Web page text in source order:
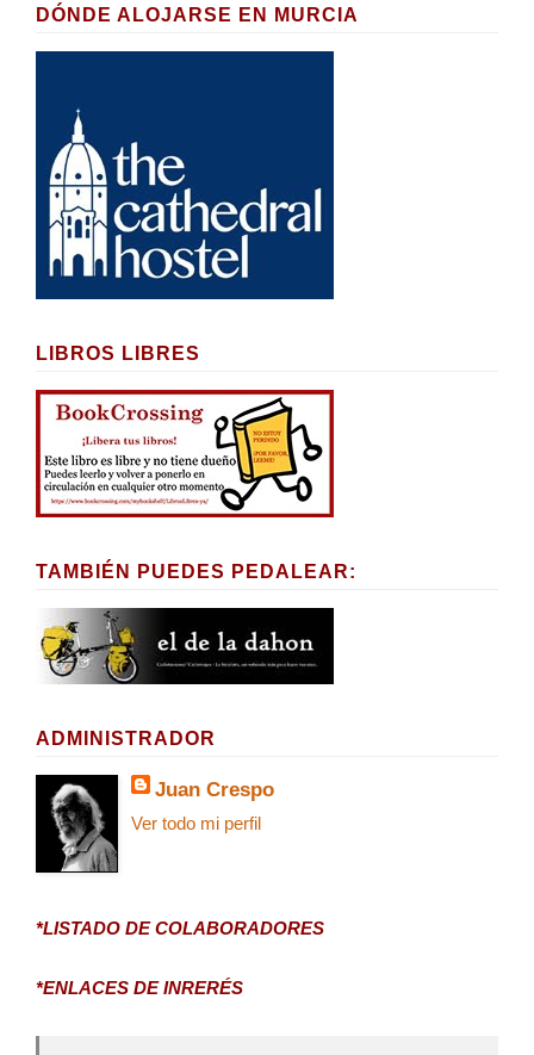
DÓNDE ALOJARSE EN MURCIA
LIBROS LIBRES
TAMBIÉN PUEDES PEDALEAR:
ADMINISTRADOR
Juan Crespo
Ver todo mi perfil
*LISTADO DE COLABORADORES
*ENLACES DE INRERÉS